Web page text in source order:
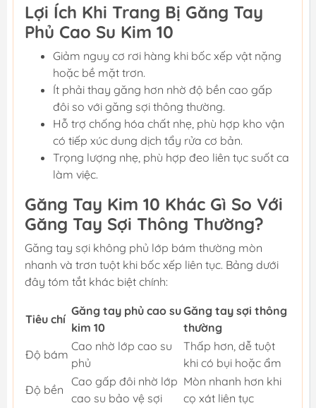
Lợi Ích Khi Trang Bị Găng Tay
Phủ Cao Su Kim 10
Giảm nguy cơ rơi hàng khi bốc xếp vật nặng
hoặc bề mặt trơn.
Ít phải thay găng hơn nhờ độ bền cao gấp
đôi so với găng sợi thông thường.
Hỗ trợ chống hóa chất nhẹ, phù hợp kho vận
có tiếp xúc dung dịch tẩy rửa cơ bản.
Trọng lượng nhẹ, phù hợp đeo liên tục suốt ca
làm việc.
Găng Tay Kim 10 Khác Gì So Với
Găng Tay Sợi Thông Thường?
Găng tay sợi không phủ lớp bám thường mòn
nhanh và trơn tuột khi bốc xếp liên tục. Bảng dưới
đây tóm tắt khác biệt chính:
Tiêu chí
Găng tay phủ cao su
kim 10
Găng tay sợi thông
thường
Độ bám
Cao nhờ lớp cao su
phủ
Thấp hơn, dễ tuột
khi có bụi hoặc ẩm
Độ bền
Cao gấp đôi nhờ lớp
cao su bảo vệ sợi
Mòn nhanh hơn khi
cọ xát liên tục